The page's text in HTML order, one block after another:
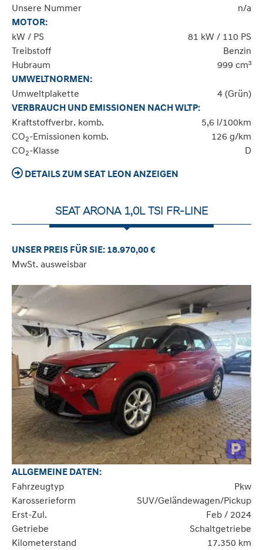
Unsere Nummer
n/a
MOTOR:
kW / PS
81 kW / 110 PS
Treibstoff
Benzin
Hubraum
999 cm³
UMWELTNORMEN:
Umweltplakette
4 (Grün)
VERBRAUCH UND EMISSIONEN NACH WLTP:
Kraftstoffverbr. komb.
5,6 l/100km
CO2-Emissionen komb.
126 g/km
CO2-Klasse D
DETAILS ZUM SEAT LEON ANZEIGEN
SEAT ARONA 1,0L TSI FR-LINE
UNSER PREIS FÜR SIE: 18.970,00 €
MwSt. ausweisbar
ALLGEMEINE DATEN:
Fahrzeugtyp
Pkw
Karosserieform
SUV/Geländewagen/Pickup
Erst-Zul.
Feb / 2024
Getriebe
Schaltgetriebe
Kilometerstand
17.350 km